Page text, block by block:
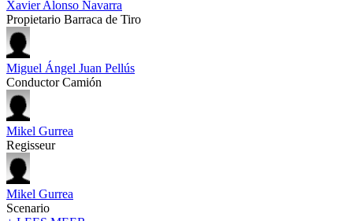
Xavier Alonso Navarra
Propietario Barraca de Tiro
Miguel Ángel Juan Pellús
Conductor Camión
Mikel Gurrea
Regisseur
Mikel Gurrea
Scenario